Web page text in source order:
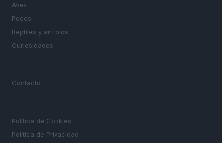
Aves
Peces
Reptiles y anfibios
Curiosidades
Contacto
Política de Cookies
Política de Privacidad